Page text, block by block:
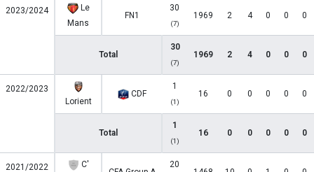
2023/2024
Le
Mans
FN1
30
(7)
1969 2 4 0 0 0
Total
30
(7)
1969 2 4 0 0 0
2022/2023
Lorient
CDF
1
(1)
16 0 0 0 0 0
Total
1
(1)
16 0 0 0 0 0
2021/2022
C'
20